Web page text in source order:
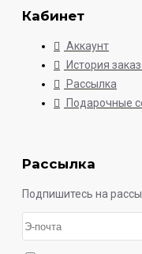
Кабинет
Аккаунт
История
Рассылка
Подарочные
Рассылка
Подпишитесь на